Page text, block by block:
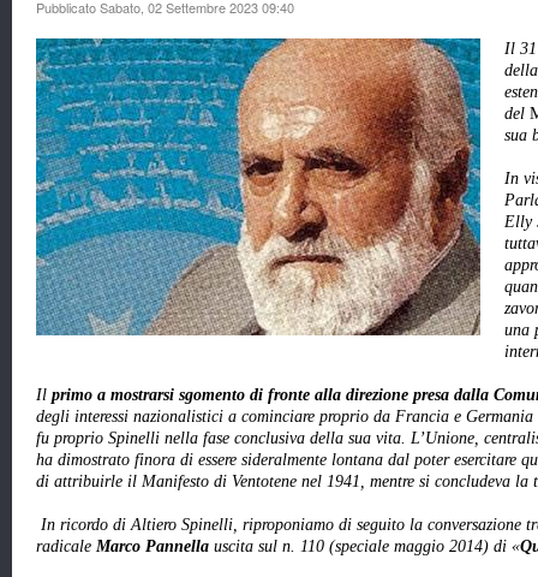
Pubblicato Sabato, 02 Settembre 2023 09:40
Il 31
del
sua
In
Elly
una
Il primo a mostrarsi sgomento di fronte alla direzione presa dalla
degli interessi nazionalistici a cominciare proprio da Francia e
fu proprio Spinelli nella fase conclusiva della sua vita. L’Unione,
ha dimostrato finora di essere sideralmente lontana dal poter esercitare
di attribuirle il Manifesto di Ventotene nel 1941, mentre si concludeva la
In ricordo di Altiero Spinelli, riproponiamo di seguito la conversazione
radicale Marco Pannella uscita sul n. 110 (speciale maggio 2014) di «